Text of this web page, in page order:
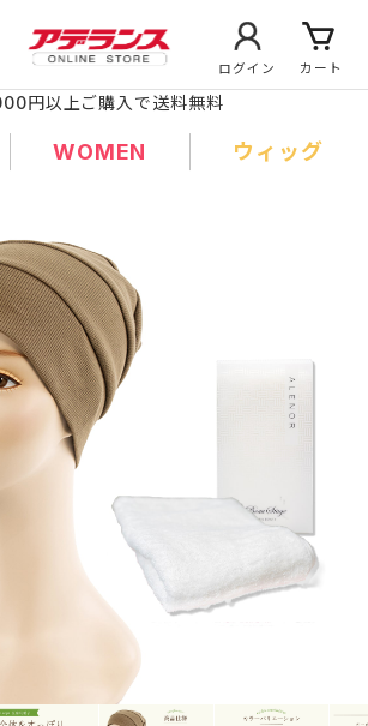
ログイン カート
円以上ご購入で送料無料
WOMEN ウィッグ